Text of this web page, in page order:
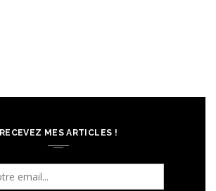
RECEVEZ MES ARTICLES !